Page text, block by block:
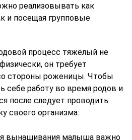
реализовывать как
и посещая групповые
процесс тяжёлый не
он требует
стороны роженицы. Чтобы
себе работу во время родов и
после следует проводить
своего организма:
вынашивания малыша важно